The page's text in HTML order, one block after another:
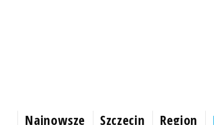
Najnowsze Szczecin Region